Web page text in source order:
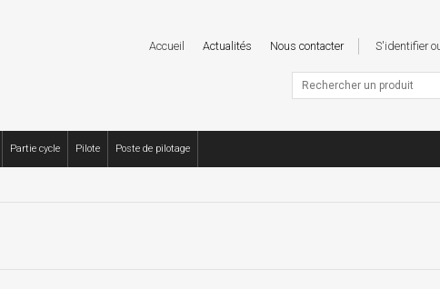
Partie cycle Pilote Poste de pilotage
Accueil Actualités Nous contacter S'identifier